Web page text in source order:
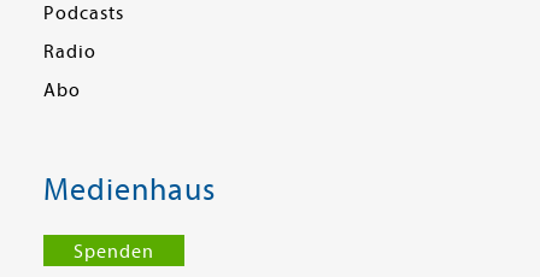
Podcasts
Radio
Abo
Medienhaus
Spenden